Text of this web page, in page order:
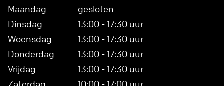
Maandag
gesloten
Dinsdag
13:00 - 17:30 uur
Woensdag
13:00 - 17:30 uur
Donderdag
13:00 - 17:30 uur
Vrijdag
13:00 - 17:30 uur
Zaterdag
10:00 - 17:00 uur